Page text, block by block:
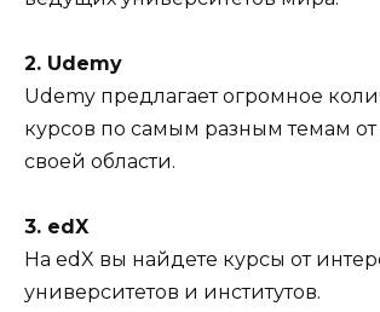
2. Udemy
Udemy предлагает огромное
курсов по самым разным темам от
своей области.
3. edX
На edX вы найдете курсы от
университетов и институтов.